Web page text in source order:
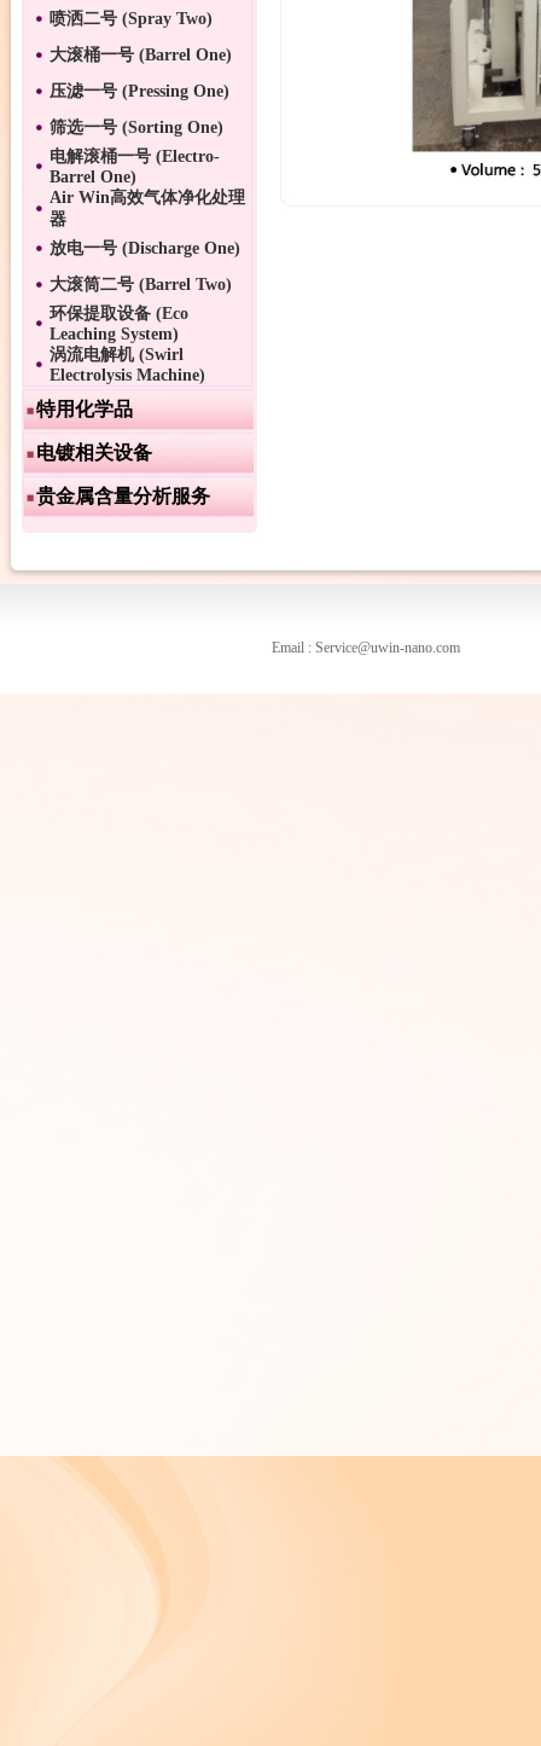
喷洒二号 (Spray Two)
大滚桶一号 (Barrel One)
压滤一号 (Pressing One)
筛选一号 (Sorting One)
电解滚桶一号 (Electro-
Barrel One)
Air Win高效气体净化处理
器
放电一号 (Discharge One)
大滚筒二号 (Barrel Two)
环保提取设备 (Eco
Leaching System)
涡流电解机 (Swirl
Electrolysis Machine)
特用化学品
电镀相关设备
贵金属含量分析服务
Email : Service@uwin-nano.com